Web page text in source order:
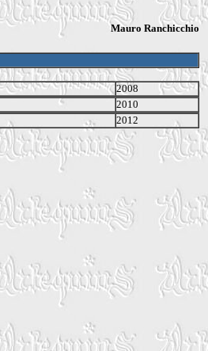
Mauro Ranchicchio
2008
2010
2012